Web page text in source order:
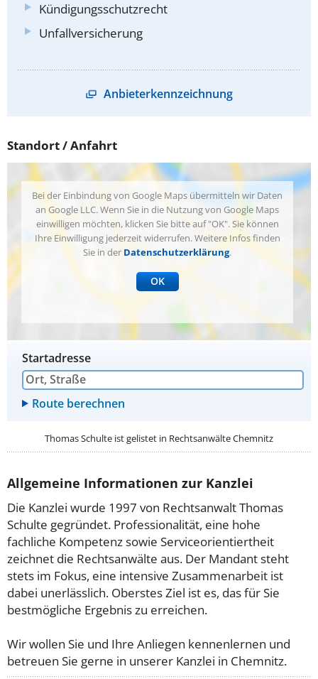
Kündigungsschutzrecht
Unfallversicherung
Anbieterkennzeichnung
Standort / Anfahrt
Bei der Einbindung von Google Maps übermitteln wir Daten
an Google LLC. Wenn Sie in die Nutzung von Google Maps
einwilligen möchten, klicken Sie bitte auf "OK". Sie können
Ihre Einwilligung jederzeit widerrufen. Weitere Infos finden
Sie in der Datenschutzerklärung.
OK
Startadresse
Thomas Schulte ist gelistet in Rechtsanwälte Chemnitz
Allgemeine Informationen zur Kanzlei
Die Kanzlei wurde 1997 von Rechtsanwalt Thomas
Schulte gegründet. Professionalität, eine hohe
fachliche Kompetenz sowie Serviceorientiertheit
zeichnet die Rechtsanwälte aus. Der Mandant steht
stets im Fokus, eine intensive Zusammenarbeit ist
dabei unerlässlich. Oberstes Ziel ist es, das für Sie
bestmögliche Ergebnis zu erreichen.
Wir wollen Sie und Ihre Anliegen kennenlernen und
betreuen Sie gerne in unserer Kanzlei in Chemnitz.